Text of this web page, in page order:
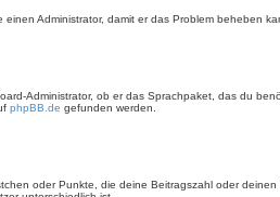
Administrator, damit er das Problem beheben
Administrator, ob er das Sprachpaket, das du
phpBB.de gefunden werden.
oder Punkte, die deine Beitragszahl oder deinen